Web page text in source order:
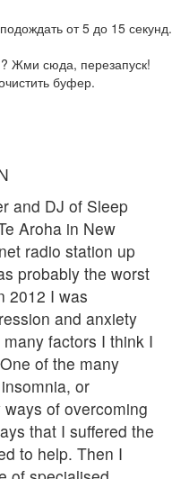
от 5 до 15 секунд.
Жми сюда, перезапуск!
буфер.
and DJ of Sleep
Aroha in New
radio station up
probably the worst
2012 I was
and anxiety
factors I think I
of the many
or
of overcoming
that I suffered the
to help. Then I